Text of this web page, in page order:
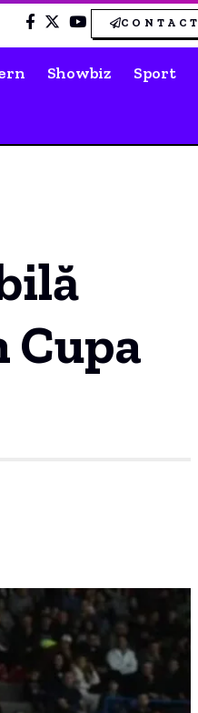
CONTACT
Showbiz Sport
Cupa